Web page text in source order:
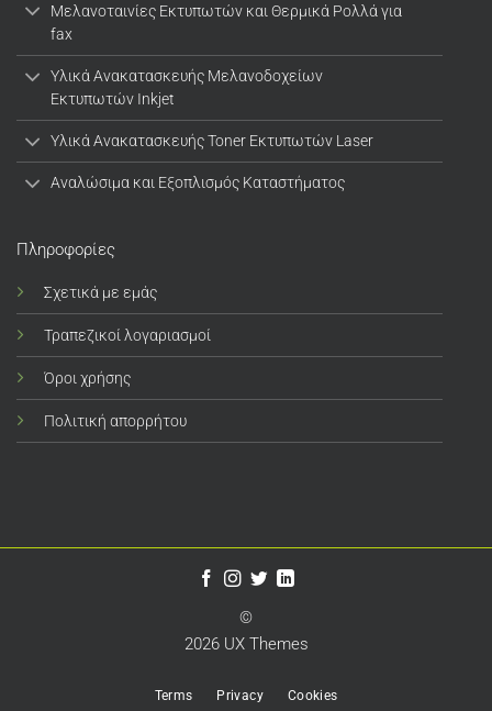
Μελανοταινίες Εκτυπωτών και Θερμικά Ρολλά για
fax
Υλικά Ανακατασκευής Μελανοδοχείων
Εκτυπωτών Inkjet
Υλικά Ανακατασκευής Toner Εκτυπωτών Laser
Αναλώσιμα και Εξοπλισμός Καταστήματος
Πληροφορίες
Σχετικά με εμάς
Τραπεζικοί λογαριασμοί
Όροι χρήσης
Πολιτική απορρήτου
©
2026 UX Themes
Terms Privacy Cookies